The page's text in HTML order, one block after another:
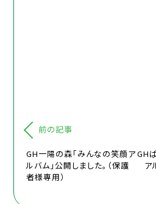
前の記事
GH一陽の森「みんなの笑顔ア
ルバム」公開しました。（保護
者様専用）
GH
ア